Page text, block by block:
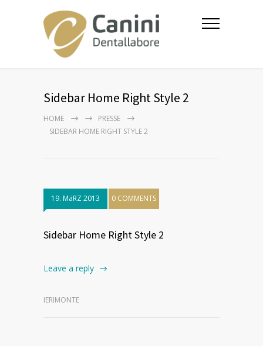
Sidebar Home Right Style 2
HOME
PRESSE
SIDEBAR HOME RIGHT STYLE 2
19. MäRZ 2013 0 COMMENTS
Sidebar Home Right Style 2
Leave a reply
IERIMONTE